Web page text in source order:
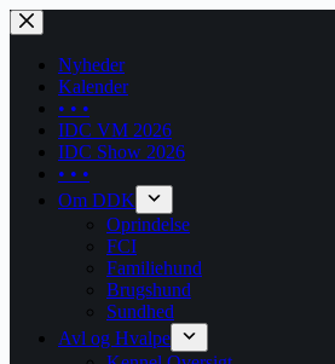
Skip
to
contentNyheder
Kalender
• • •
IDC VM 2026
IDC Show 2026
• • •
Om DDK
Oprindelse
FCI
Familiehund
Brugshund
Sundhed
Avl og Hvalpe